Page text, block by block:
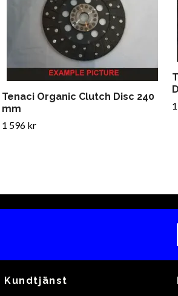
Tenaci Organic Clutch Disc 240
mm
1 596 kr
Kundtjänst